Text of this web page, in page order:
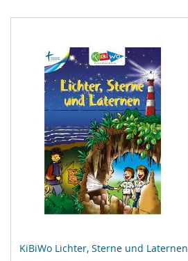
KiBiWo Lichter, Sterne und Laternen